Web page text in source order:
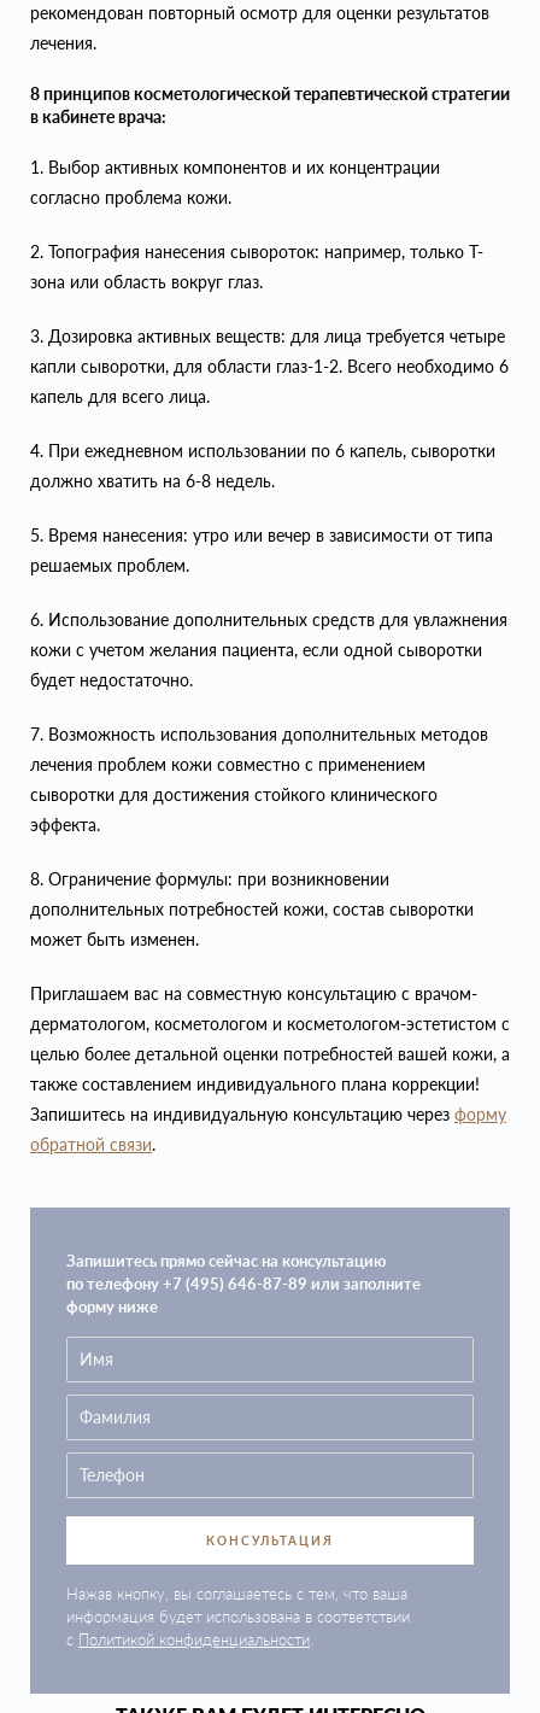
рекомендован повторный осмотр для оценки результатов
лечения.
8 принципов косметологической терапевтической стратегии
в кабинете врача:
1. Выбор активных компонентов и их концентрации
согласно проблема кожи.
2. Топография нанесения сывороток: например, только Т-
зона или область вокруг глаз.
3. Дозировка активных веществ: для лица требуется четыре
капли сыворотки, для области глаз-1-2. Всего необходимо 6
капель для всего лица.
4. При ежедневном использовании по 6 капель, сыворотки
должно хватить на 6-8 недель.
5. Время нанесения: утро или вечер в зависимости от типа
решаемых проблем.
6. Использование дополнительных средств для увлажнения
кожи с учетом желания пациента, если одной сыворотки
будет недостаточно.
7. Возможность использования дополнительных методов
лечения проблем кожи совместно с применением
сыворотки для достижения стойкого клинического
эффекта.
8. Ограничение формулы: при возникновении
дополнительных потребностей кожи, состав сыворотки
может быть изменен.
Приглашаем вас на совместную консультацию с врачом-
дерматологом, косметологом и косметологом-эстетистом с
целью более детальной оценки потребностей вашей кожи, а
также составлением индивидуального плана коррекции!
Запишитесь на индивидуальную консультацию через форму
обратной связи.
Запишитесь прямо сейчас на консультацию
по телефону +7 (495) 646-87-89 или заполните
форму ниже
КОНСУЛЬТАЦИЯ
Нажав кнопку, вы соглашаетесь с тем, что ваша
информация будет использована в соответствии
с Политикой конфиденциальности